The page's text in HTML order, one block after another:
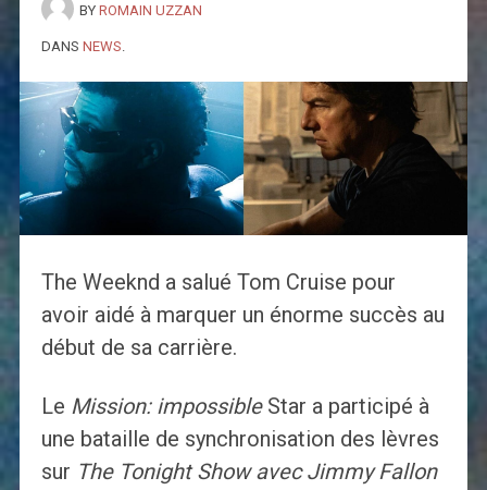
BY ROMAIN UZZAN
DANS NEWS
The Weeknd a salué Tom Cruise pour
avoir aidé à marquer un énorme succès au
début de sa carrière.
Le Mission: impossibleStar a participé à
une bataille de synchronisation des lèvres
sur The Tonight Show avec Jimmy Fallon